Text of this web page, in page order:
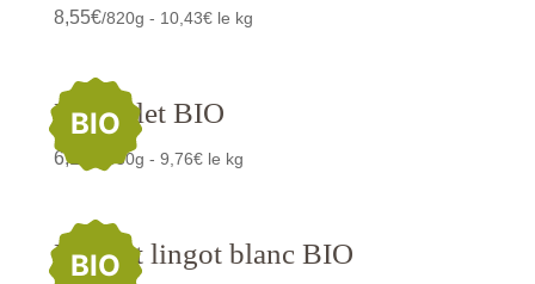
8,55€/820g - 10,43€ le kg
BIO
Flageolet BIO
6,15 /630g - 9,76€ le kg
BIO
Haricot lingot blanc BIO